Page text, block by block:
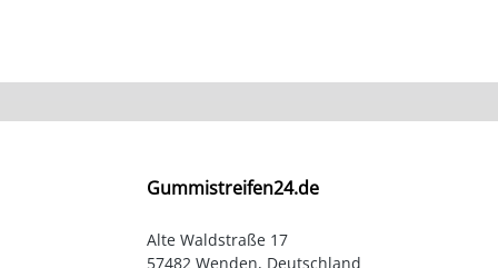
Gummistreifen24.de
Alte Waldstraße 17
57482 Wenden, Deutschland